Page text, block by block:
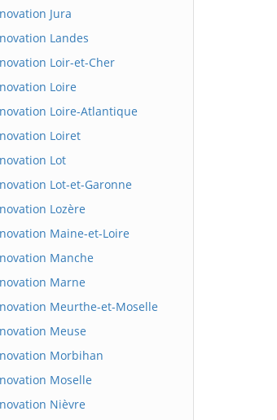
Jura
Landes
Loir-et-Cher
Loire
Loire-Atlantique
Loiret
Lot
Lot-et-Garonne
Lozère
Maine-et-Loire
Manche
Marne
Meurthe-et-Moselle
Meuse
Morbihan
Moselle
Nièvre